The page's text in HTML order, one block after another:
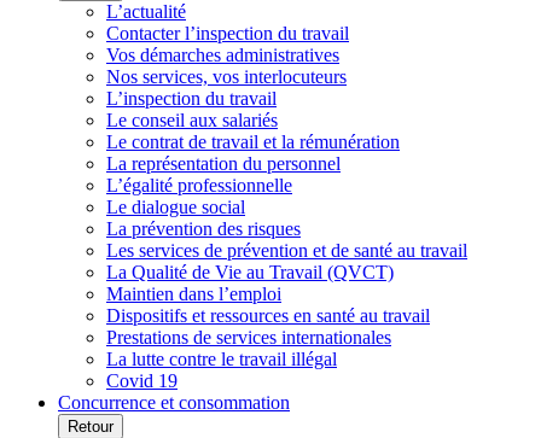
L’actualité
Contacter l’inspection du travail
Vos démarches administratives
Nos services, vos interlocuteurs
L’inspection du travail
Le conseil aux salariés
Le contrat de travail et la rémunération
La représentation du personnel
L’égalité professionnelle
Le dialogue social
La prévention des risques
Les services de prévention et de santé au travail
La Qualité de Vie au Travail (QVCT)
Maintien dans l’emploi
Dispositifs et ressources en santé au travail
Prestations de services internationales
La lutte contre le travail illégal
Covid 19
Concurrence et consommation
Retour